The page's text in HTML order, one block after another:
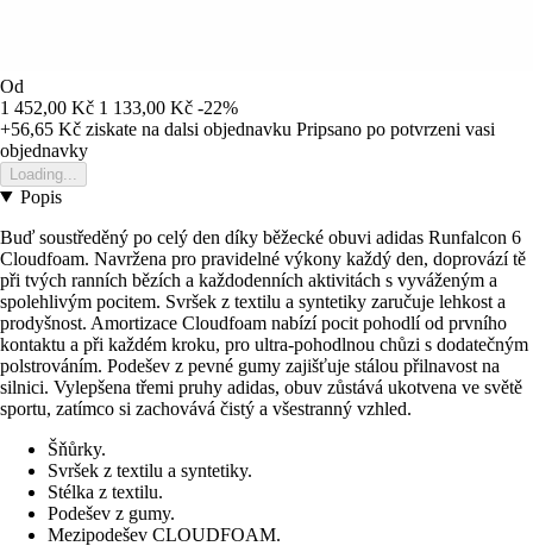
Od
1 452,00 Kč 1 133,00 Kč -22%
+56,65 Kč ziskate na dalsi objednavku Pripsano po potvrzeni vasi
objednavky
Loading...
Popis
Buď soustředěný po celý den díky běžecké obuvi adidas Runfalcon 6
Cloudfoam. Navržena pro pravidelné výkony každý den, doprovází tě
při tvých ranních bězích a každodenních aktivitách s vyváženým a
spolehlivým pocitem. Svršek z textilu a syntetiky zaručuje lehkost a
prodyšnost. Amortizace Cloudfoam nabízí pocit pohodlí od prvního
kontaktu a při každém kroku, pro ultra-pohodlnou chůzi s dodatečným
polstrováním. Podešev z pevné gumy zajišťuje stálou přilnavost na
silnici. Vylepšena třemi pruhy adidas, obuv zůstává ukotvena ve světě
sportu, zatímco si zachovává čistý a všestranný vzhled.
Šňůrky.
Svršek z textilu a syntetiky.
Stélka z textilu.
Podešev z gumy.
Mezipodešev CLOUDFOAM.